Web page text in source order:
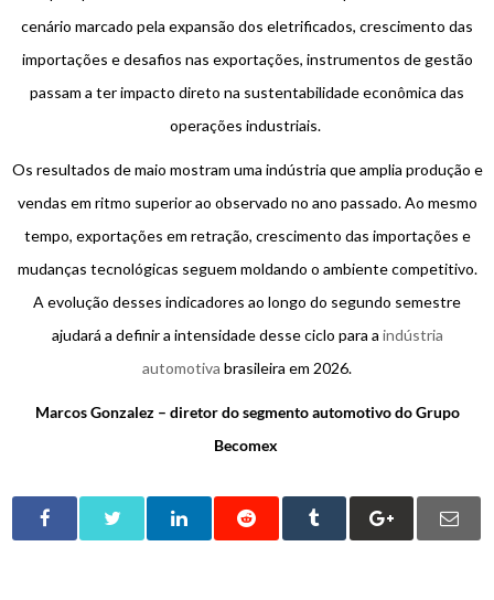
cenário marcado pela expansão dos eletrificados, crescimento das
importações e desafios nas exportações, instrumentos de gestão
passam a ter impacto direto na sustentabilidade econômica das
operações industriais.
Os resultados de maio mostram uma indústria que amplia produção e
vendas em ritmo superior ao observado no ano passado. Ao mesmo
tempo, exportações em retração, crescimento das importações e
mudanças tecnológicas seguem moldando o ambiente competitivo.
A evolução desses indicadores ao longo do segundo semestre
ajudará a definir a intensidade desse ciclo para a indústria
automotiva brasileira em 2026.
Marcos Gonzalez – diretor do segmento automotivo do Grupo
Becomex